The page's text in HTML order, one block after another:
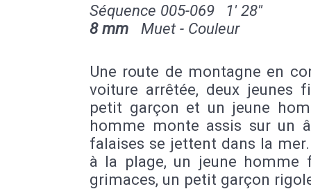
Séquence 005-069
1' 28''
8 mm Muet - Couleur
Une route de montagne en
voiture arrêtée, deux jeunes
petit garçon et un jeune
homme monte assis sur un
falaises se jettent dans la
à la plage, un jeune homme
grimaces, un petit garçon